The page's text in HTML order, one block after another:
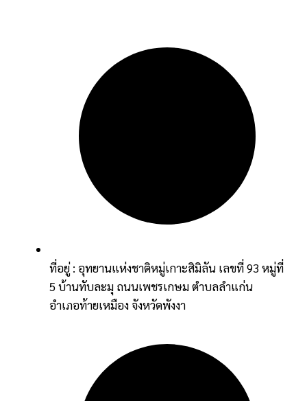
ที่อยู่ : อุทยานแห่งชาติหมู่เกาะสิมิลัน เลขที่ 93 หมู่ที่
5 บ้านทับละมุ ถนนเพชรเกษม ตำบลลำแก่น
อำเภอท้ายเหมือง จังหวัดพังงา